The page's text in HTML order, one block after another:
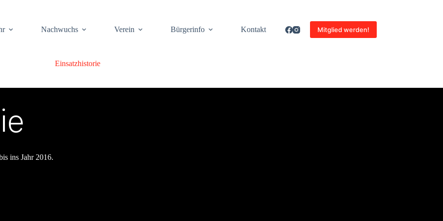
Nach­wuchs Ver­ein Bür­ger­info Kon­takt Mitglied werden!
Ein­satz­his­to­rie
ins Jahr 2016.